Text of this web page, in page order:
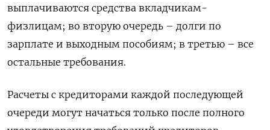
выплачиваются средства вкладчикам-
физлицам; во вторую очередь – долги по
зарплате и выходным пособиям; в третью – все
остальные требования.
Расчеты с кредиторами каждой последующей
очереди могут начаться только после полного